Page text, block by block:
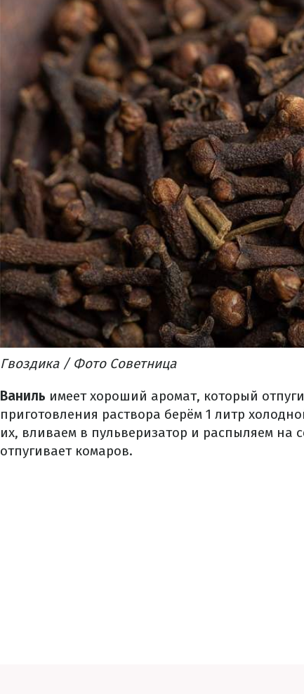
Гвоздика / Фото Советница
Ваниль имеет хороший аромат, который
приготовления раствора берём 1 литр
их, вливаем в пульверизатор и распыляем на
отпугивает комаров.